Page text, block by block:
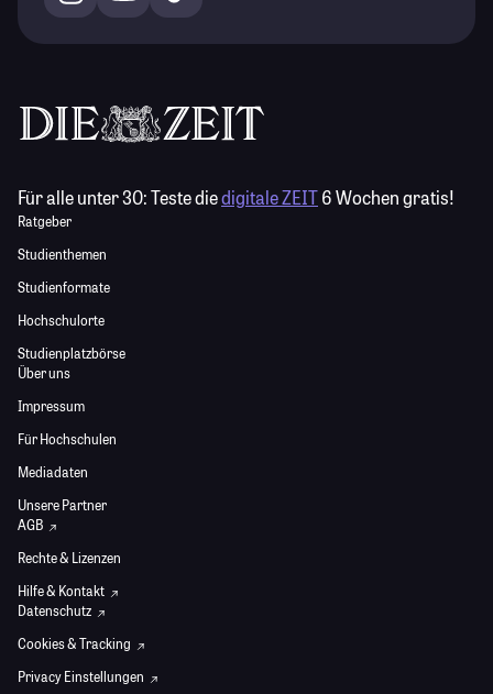
Für alle unter 30:Teste diedigitale ZEIT6 Wochen gratis!
Ratgeber
Studienthemen
Studienformate
Hochschulorte
Studienplatzbörse
Über uns
Impressum
Für Hochschulen
Mediadaten
Unsere Partner
AGB
Rechte & Lizenzen
Hilfe & Kontakt
Datenschutz
Cookies & Tracking
Privacy Einstellungen